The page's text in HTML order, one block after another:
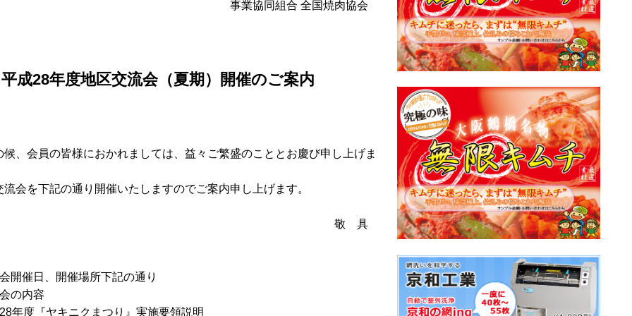
事業協同組合 全国焼肉協会
平成28年度地区交流会（夏期）開催のご案内
、会員の皆様におかれましては、益々ご繁盛のこととお慶び申し上げま
流会を下記の通り開催いたしますのでご案内申し上げます。
敬 具
開催日、開催場所下記の通り
の内容
度『ヤキニクまつり』実施要領説明